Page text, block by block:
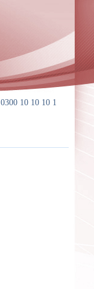
0300 10 10 10 1